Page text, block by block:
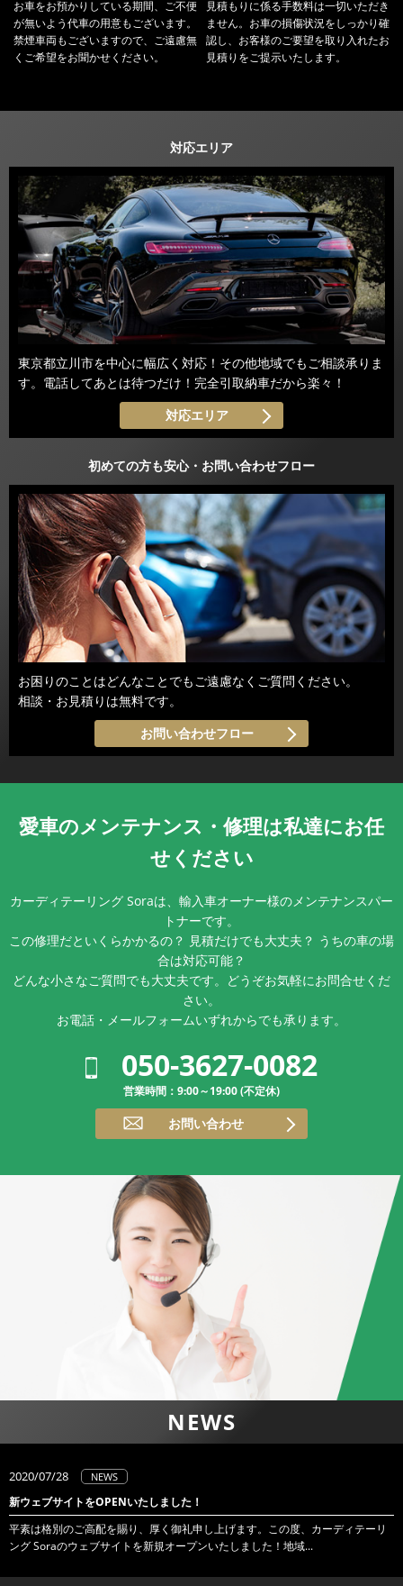
お車をお預かりしている期間、ご不便
が無いよう代車の用意もございます。
禁煙車両もございますので、ご遠慮無
くご希望をお聞かせください。
見積もりに係る手数料は一切いただき
ません。お車の損傷状況をしっかり確
認し、お客様のご要望を取り入れたお
見積りをご提示いたします。
対応エリア
東京都立川市を中心に幅広く対応！その他地域でもご相談承りま
す。電話してあとは待つだけ！完全引取納車だから楽々！
対応エリア
初めての方も安心・お問い合わせフロー
お困りのことはどんなことでもご遠慮なくご質問ください。
相談・お見積りは無料です。
お問い合わせフロー
愛車のメンテナンス・ 修理は私達にお任
せください
カーディテーリング Soraは、輸入車オーナー様のメンテナンスパー
トナーです。
この修理だといくらかかるの？ 見積だけでも大丈夫？ うちの車の場
合は対応可能？
どんな小さなご質問でも大丈夫です。どうぞお気軽にお問合せくだ
さい。
お電話・メールフォームいずれからでも承ります。
050-3627-0082
営業時間：9:00～19:00 (不定休)
お問い合わせ
NEWS
2020/07/28 NEWS
新ウェブサイトをOPENいたしました！
平素は格別のご高配を賜り、厚く御礼申し上げます。この度、カーディテーリ
ング Soraのウェブサイトを新規オープンいたしました！地域...